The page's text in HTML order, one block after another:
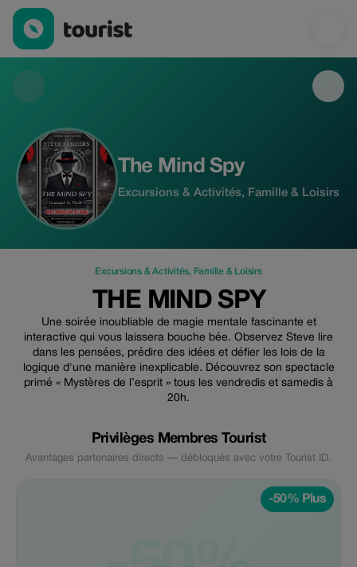
The Mind Spy — Excursions & Activités | Up to 100% off |
The Mind Spy
Excursions & Activités, Famille & Loisirs
Excursions & Activités, Famille & Loisirs
THE MIND SPY
Une soirée inoubliable de magie mentale fascinante et
interactive qui vous laissera bouche bée. Observez Steve lire
dans les pensées, prédire des idées et défier les lois de la
logique d'une manière inexplicable. Découvrez son spectacle
primé « Mystères de l’esprit » tous les vendredis et samedis à
20h.
Privilèges Membres Tourist
Avantages partenaires directs — débloqués avec votre Tourist ID.
-50% Plus